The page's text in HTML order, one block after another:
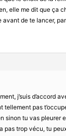
elle me dit que ça
avant de te lancer,
j’suis d’accord
tellement pas
sinon tu vas pleurer
pas trop vécu, tu